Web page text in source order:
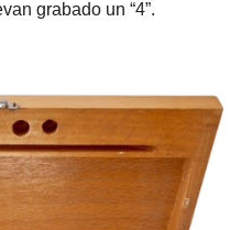
grabado un “4”.